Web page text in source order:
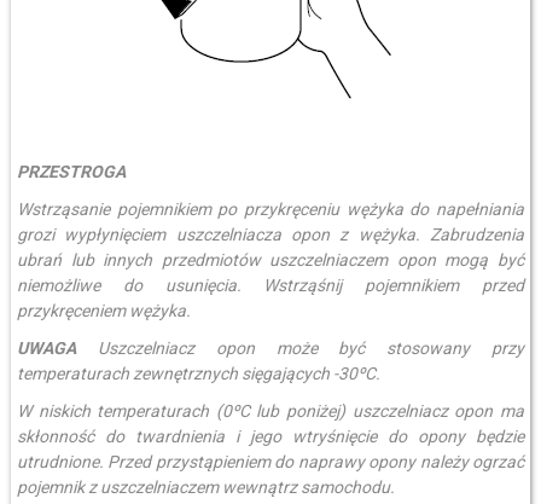
PRZESTROGA
Wstrząsanie pojemnikiem po przykręceniu wężyka do napełniania
grozi wypłynięciem uszczelniacza opon z wężyka. Zabrudzenia
ubrań lub innych przedmiotów uszczelniaczem opon mogą być
niemożliwe do usunięcia. Wstrząśnij pojemnikiem przed
przykręceniem wężyka.
UWAGA Uszczelniacz opon może być stosowany przy
temperaturach zewnętrznych sięgających -30ºC.
W niskich temperaturach (0ºC lub poniżej) uszczelniacz opon ma
skłonność do twardnienia i jego wtryśnięcie do opony będzie
utrudnione. Przed przystąpieniem do naprawy opony należy ogrzać
pojemnik z uszczelniaczem wewnątrz samochodu.